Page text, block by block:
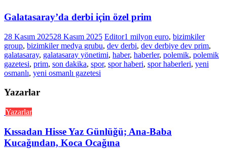
Galatasaray’da derbi için özel prim
28 Kasım 202528 Kasım 2025 Editor1 milyon euro, bizimkiler
group, bizimkiler medya grubu, dev derbi, dev derbiye dev prim,
galatasaray, galatasaray yönetimi, haber, haberler, polemik, polemik
gazetesi, prim, son dakika, spor, spor haberi, spor haberleri, yeni
osmanlı, yeni osmanlı gazetesi
Yazarlar
Yazarlar
Kıssadan Hisse Yaz Günlüğü; Ana-Baba
Kucağından, Koca Ocağına